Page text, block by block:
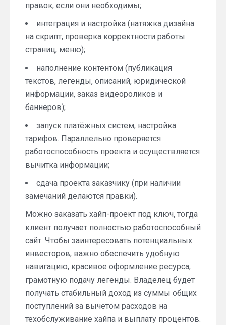
правок, если они необходимы;
интеграция и настройка (натяжка дизайна
на скрипт, проверка корректности работы
страниц, меню);
наполнение контентом (публикация
текстов, легенды, описаний, юридической
информации, заказ видеороликов и
баннеров);
запуск платёжных систем, настройка
тарифов. Параллельно проверяется
работоспособность проекта и осуществляется
вычитка информации;
сдача проекта заказчику (при наличии
замечаний делаются правки).
Можно заказать хайп-проект под ключ, тогда
клиент получает полностью работоспособный
сайт. Чтобы заинтересовать потенциальных
инвесторов, важно обеспечить удобную
навигацию, красивое оформление ресурса,
грамотную подачу легенды. Владелец будет
получать стабильный доход из суммы общих
поступлений за вычетом расходов на
техобслуживание хайпа и выплату процентов.